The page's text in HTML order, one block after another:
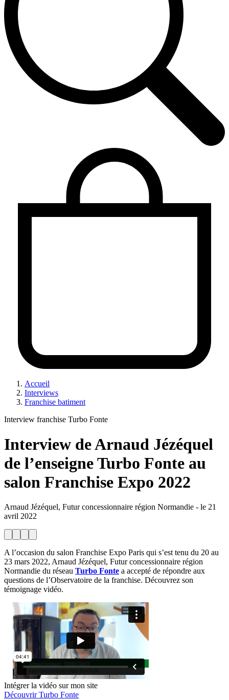
Accueil
Interviews
Franchise batiment
Interview franchise Turbo Fonte
Interview de Arnaud Jézéquel
de l’enseigne Turbo Fonte au
salon Franchise Expo 2022
Arnaud Jézéquel, Futur concessionnaire région Normandie - le 21
avril 2022
A l’occasion du salon Franchise Expo Paris qui s’est tenu du 20 au
23 mars 2022, Arnaud Jézéquel, Futur concessionnaire région
Normandie du réseau Turbo Fonte a accepté de répondre aux
questions de l’Observatoire de la franchise. Découvrez son
témoignage vidéo.
Intégrer la vidéo sur mon site
Découvrir Turbo Fonte